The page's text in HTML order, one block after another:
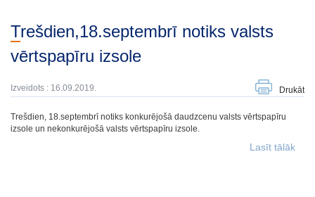
Trešdien,18.septembrī notiks valsts
vērtspapīru izsole
Izveidots : 16.09.2019. Drukāt
Trešdien, 18.septembrī notiks konkurējošā daudzcenu valsts vērtspapīru
izsole un nekonkurējošā valsts vērtspapīru izsole.
Lasīt tālāk